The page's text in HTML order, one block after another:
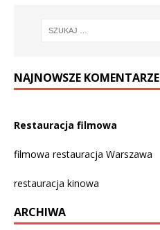
NAJNOWSZE KOMENTARZE
Restauracja filmowa
filmowa restauracja Warszawa
restauracja kinowa
ARCHIWA